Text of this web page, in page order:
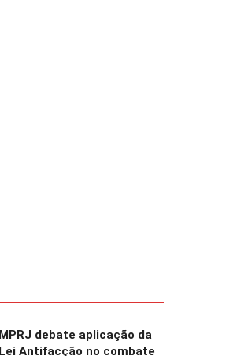
MPRJ debate aplicação da
Lei Antifacção no combate